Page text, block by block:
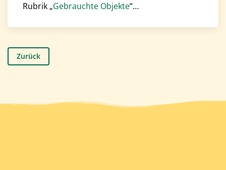
Rubrik „Gebrauchte Objekte“…
Zurück